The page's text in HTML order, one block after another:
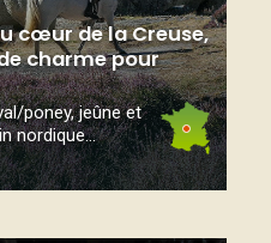
cœur de la Creuse,
charme pour
poney, jeûne et
nordique...